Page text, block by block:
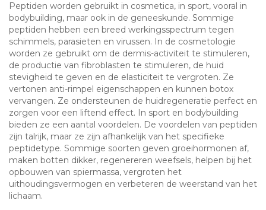
Peptiden worden gebruikt in cosmetica, in sport, vooral in
bodybuilding, maar ook in de geneeskunde. Sommige
peptiden hebben een breed werkingsspectrum tegen
schimmels, parasieten en virussen. In de cosmetologie
worden ze gebruikt om de dermis-activiteit te stimuleren,
de productie van fibroblasten te stimuleren, de huid
stevigheid te geven en de elasticiteit te vergroten. Ze
vertonen anti-rimpel eigenschappen en kunnen botox
vervangen. Ze ondersteunen de huidregeneratie perfect en
zorgen voor een liftend effect. In sport en bodybuilding
bieden ze een aantal voordelen. De voordelen van peptiden
zijn talrijk, maar ze zijn afhankelijk van het specifieke
peptidetype. Sommige soorten geven groeihormonen af,
maken botten dikker, regenereren weefsels, helpen bij het
opbouwen van spiermassa, vergroten het
uithoudingsvermogen en verbeteren de weerstand van het
lichaam.